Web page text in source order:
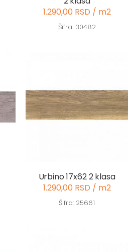
1.290,00 RSD / m2
Šifra: 30482
Urbino 17x62 2 klasa
1.290,00 RSD / m2
Šifra: 25661